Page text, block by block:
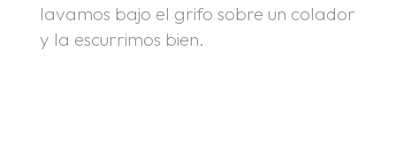
lavamos bajo el grifo sobre un colador
y la escurrimos bien.